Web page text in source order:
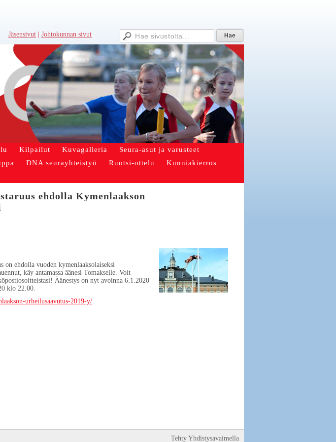
Jäsensivut Johtokunnan sivut
Kilpailut Kuvagalleria
Seura-asut ja varusteet
DNA seurayhteistyö Ruotsi-ottelu
Kunniakierros
ehdolla Kymenlaakson
on ehdolla vuoden kymenlaaksolaiseksi
käy antamassa äänesi Tomakselle. Voit
Äänestys on nyt avoinna 6.1.2020
klo 22.00.
urheilusaavutus-2019-y/
Tehty Yhdistysavaimella